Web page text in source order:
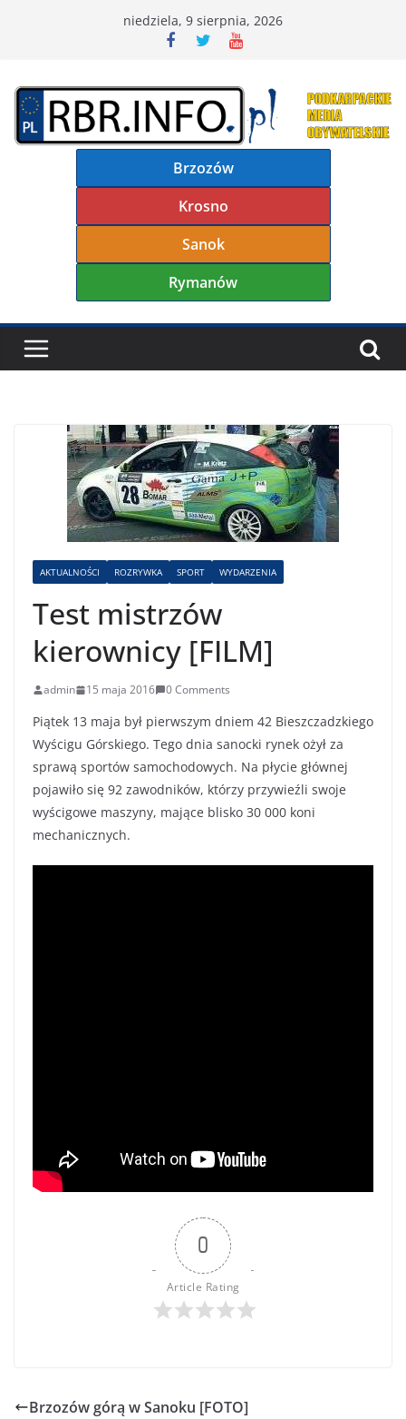
niedziela, 9 sierpnia, 2026
Brzozów
Krosno
Sanok
Rymanów
AKTUALNOŚCI ROZRYWKA SPORT WYDARZENIA
Test mistrzów
kierownicy [FILM]
admin 15 maja 2016 0 Comments
Piątek 13 maja był pierwszym dniem 42 Bieszczadzkiego
Wyścigu Górskiego. Tego dnia sanocki rynek ożył za
sprawą sportów samochodowych. Na płycie głównej
pojawiło się 92 zawodników, którzy przywieźli swoje
wyścigowe maszyny, mające blisko 30 000 koni
mechanicznych.
0
Article Rating
Brzozów górą w Sanoku [FOTO]